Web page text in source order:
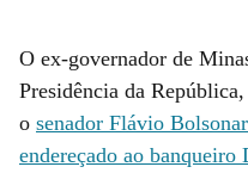
O ex-governador de
Presidência da
o senador Flávio
endereçado ao